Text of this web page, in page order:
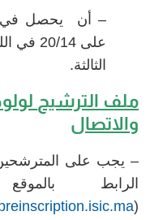
– أن يحصل في
على 20/
الثالثة.
ملف الترشيح
والاتصال
– يجب على المترشحين
الرابط
(